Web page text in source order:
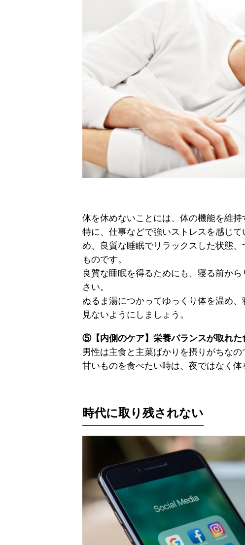
体を休めないことには、体の機能を維持
特に、仕事などで強いストレスを感じ
め、良質な睡眠でリラックスした状態
ものです。
良質な睡眠を得るためにも、寝る前か
さい。
ぬるま湯につかってゆっくり体を温め
見ないようにしましょう。
⑤【内側のケア】栄養バランスが取れた
男性は主食と主菜ばかりを摂りがちな
甘いものを食べたい時は、夜ではなく体
時代に取り残されない